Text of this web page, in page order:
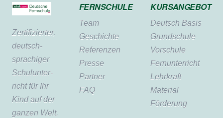
Zertifi­zierter,
deutsch­
sprachiger
Schul­unter­
richt für Ihr
Kind auf der
ganzen Welt.
FERNSCHULE
Team
Geschichte
Referenzen
Presse
Partner
FAQ
KURSANGEBOT
Deutsch Basis
Grundschule
Vorschule
Fernunterricht
Lehrkraft
Material
Förderung